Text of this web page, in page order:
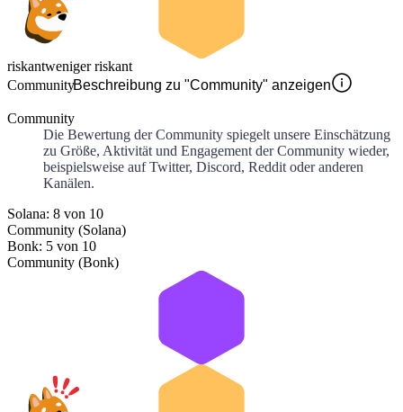
riskantweniger riskant
CommunityBeschreibung zu "Community" anzeigen
Community
Die Bewertung der Community spiegelt unsere Einschätzung
zu Größe, Aktivität und Engagement der Community wieder,
beispielsweise auf Twitter, Discord, Reddit oder anderen
Kanälen.
Solana: 8 von 10
Community (Solana)
Bonk: 5 von 10
Community (Bonk)